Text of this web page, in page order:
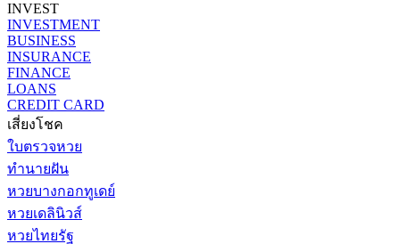
INVEST
INVESTMENT
BUSINESS
INSURANCE
FINANCE
LOANS
CREDIT CARD
เสี่ยงโชค
ใบตรวจหวย
ทำนายฝัน
หวยบางกอกทูเดย์
หวยเดลินิวส์
หวยไทยรัฐ